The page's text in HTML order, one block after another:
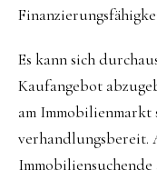
Es kann sich
Kaufangebot
am
verhandlungsbereit.